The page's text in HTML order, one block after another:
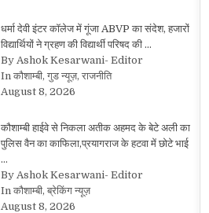
धर्मा देवी इंटर कॉलेज में गूंजा ABVP का संदेश, हजारों
विद्यार्थियों ने ग्रहण की विद्यार्थी परिषद की …
By Ashok Kesarwani- Editor
In कौशाम्बी, गुड न्यूज़, राजनीति
August 8, 2026
कौशाम्बी हाईवे से निकला अतीक अहमद के बेटे अली का
पुलिस वैन का काफिला,प्रयागराज के हटवा में छोटे भाई
…
By Ashok Kesarwani- Editor
In कौशाम्बी, ब्रेकिंग न्यूज़
August 8, 2026